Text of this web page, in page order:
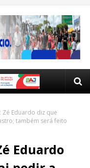
Zé Eduardo diz que
também será feito
Eduardo